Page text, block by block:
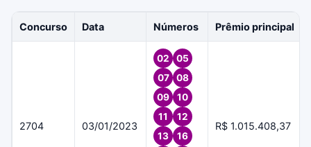
Concurso Data Números Prêmio principal
2704 03/01/2023
02
05
07
08
09
10
11
12
13
16
R$ 1.015.408,37